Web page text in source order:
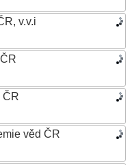
v.v.i
ČR
věd ČR